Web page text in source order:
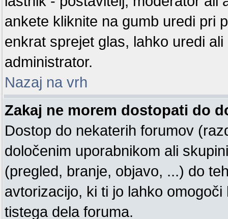
ankete kliknite na gumb uredi pri
enkrat sprejet glas, lahko uredi
administrator.
Nazaj na vrh
Zakaj ne morem dostopati do
Dostop do nekaterih forumov
določenim uporabnikom ali
(pregled, branje, objavo, ...) do
avtorizacijo, ki ti jo lahko
tistega dela foruma.